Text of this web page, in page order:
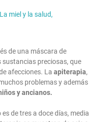
La miel y la salud,
de una máscara de
preciosas, que
afecciones. La apiterapia,
problemas y además
y ancianos.
de tres a doce días, media